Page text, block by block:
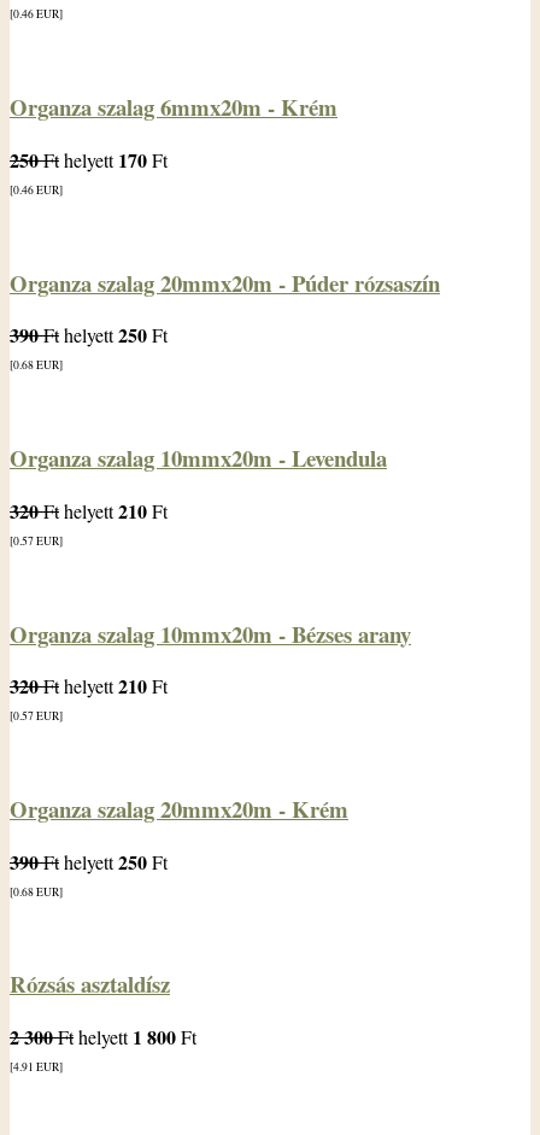
[0.46EUR]
Organza szalag 6mmx20m - Krém
250Fthelyett170Ft
[0.46EUR]
Organza szalag 20mmx20m - Púder rózsaszín
390Fthelyett250Ft
[0.68EUR]
Organza szalag 10mmx20m - Levendula
320Fthelyett210Ft
[0.57EUR]
Organza szalag 10mmx20m - Bézses arany
320Fthelyett210Ft
[0.57EUR]
Organza szalag 20mmx20m - Krém
390Fthelyett250Ft
[0.68EUR]
Rózsás asztaldísz
2 300Fthelyett1 800Ft
[4.91 EUR]